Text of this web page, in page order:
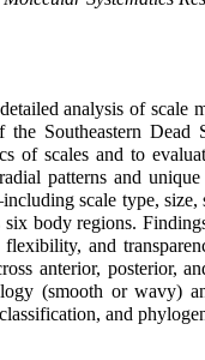
analysis of scale
Southeastern Dead
of scales and to
patterns and
scale type, size,
six body regions.
flexibility, and
anterior, posterior,
(smooth or wavy)
and